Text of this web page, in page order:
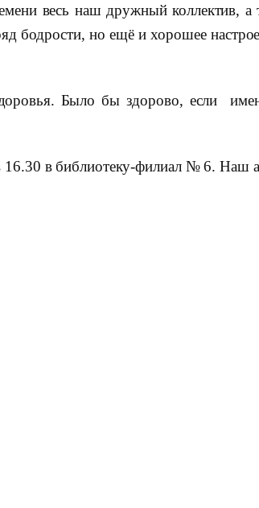
весь наш дружный коллектив, а
бодрости, но ещё и хорошее
Было бы здорово, если
в библиотеку-филиал № 6. Наш